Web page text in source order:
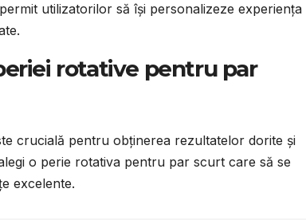
utilizatorilor să își personalizeze experiența
rotative pentru par
crucială pentru obținerea rezultatelor dorite și
o perie rotativa pentru par scurt care să se
excelente.